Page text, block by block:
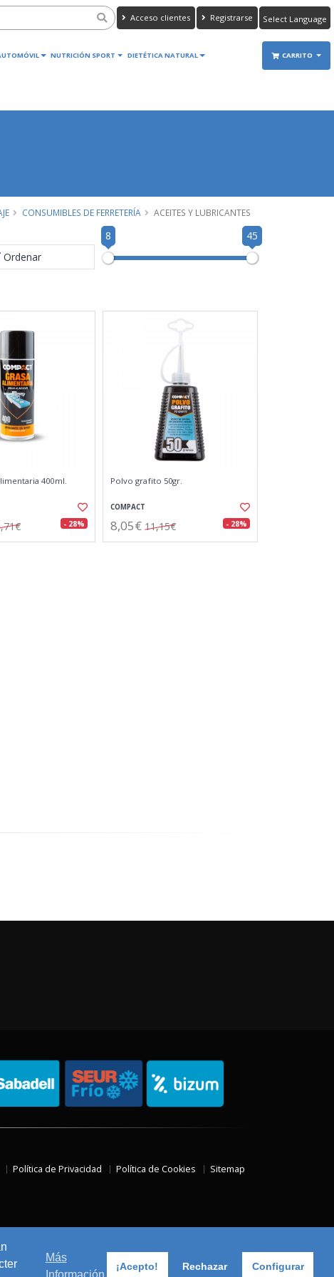
Más
Información
¡Acepto! Rechazar Configurar
Acceso clientes Registrarse
Translate
NUTRICIÓN SPORT DIETÉTICA NATURAL CARRITO
CONSUMIBLES DE FERRETERÍA ACEITES Y LUBRICANTES
Ordenar
8 45
400ml.
- 28%
Polvo grafito 50gr.
COMPACT
8,05€ 11,15€ - 28%
Política de Privacidad Política de Cookies Sitemap